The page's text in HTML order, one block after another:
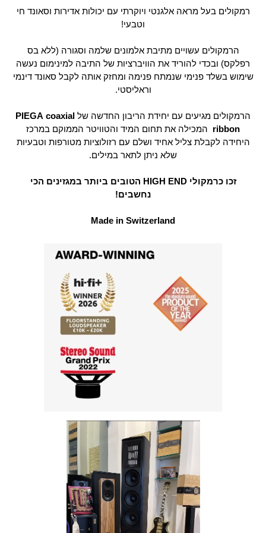
רמקולים בעל מראה אלגנטי ויוקרתי עם יכולות אדירות וסאונד חי
וטבעי!
הרמקולים עשויים מתיבת אלמונים שלמה וסגורה (ללא בס
רפלקס) ובכדי להוריד את הוויברציות של התיבה למינימום נעשה
שימוש בשלד פנימי שנמתח פנימה ומחזק אותה לקבל סאונד דינמי
וראליסטי.
הרמקולים מגיעים עם יחידת הריבון החדשה של PIEGA coaxial
ribbon המכילה את תחום המיד והטוויטר הממוקם במרכז
היחידה לקבלת צליל אחיד ושלם עם רזולוציות מטורפות וטבעיות
שלא ניתן לתאר במילים.
זכו כרמקולי HIGH END הטובים ביותר במגזינים הכי
נחשבים!
Made in Switzerland